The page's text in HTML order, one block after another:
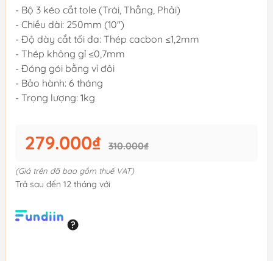
- Bộ 3 kéo cắt tole (Trái, Thẳng, Phải)
- Chiều dài: 250mm (10'')
- Độ dày cắt tối đa: Thép cacbon ≤1,2mm
- Thép không gỉ ≤0,7mm
- Đóng gói bằng vỉ đôi
- Bảo hành: 6 tháng
- Trọng lượng: 1kg
279.000₫ 310.000₫
(Giá trên đã bao gồm thuế VAT)
Trả sau đến 12 tháng với